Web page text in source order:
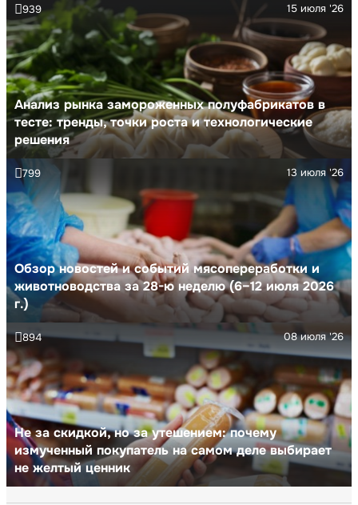
Анализ рынка замороженных полуфабрикатов в
тесте: тренды, точки роста и технологические
решения
15 июля '26
939
Обзор новостей и событий мясопереработки и
животноводства за 28-ю неделю (6–12 июля 2026
г.)
13 июля '26
799
Не за скидкой, но за утешением: почему
измученный покупатель на самом деле выбирает
не желтый ценник
08 июля '26
894